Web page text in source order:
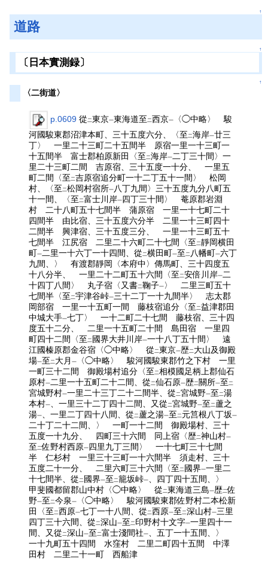
↑
道路
↑
〔日本實測録〕
↑
〈二街道〉
p.0609 從二東京一東海道至二西京一
〈◯中略〉 駿
河國駿東郡沼津本町、三十五度六分、〈至二海岸一廿三
丁〉 一里二十三町二十五間半 原宿一里一十三町一
十五間半 富士郡柏原新田〈至二海岸一 二丁三十間〉一
里二十三町二間 吉原宿、三十五度一十分、 一里五
町二間〈至二吉原宿追分町一十二丁五十一間〉 松岡
村、〈至二松岡村宿所一 八丁九間〉三十五度九分八町五
十一間、〈至二富士川岸一四丁三十間〉 菴原郡岩淵
村 二十八町五十七間半 蒲原宿 一里一十七町二十
四間半 由比宿、三十五度六分半 二里一十三町四十
二間半 興津宿、三十五度三分、 一里一十三町五十
七間半 江尻宿 二里二十六町二十七間〈至二靜岡横田
町一 二里一十六丁一十四間、從二横田町一至二 八幡町一六丁
九間、〉 有渡郡靜岡〈本府中〉傳馬町、三十四度五
十八分半、 一里二十二町五十六間〈至二安倍川岸一 二
十四丁八間〉 丸子宿〈又書二鞠子一 〉 二里三町五十
七間半〈至二宇津谷峠一三十二丁一十九間半〉 志太郡
岡部宿 一里一十五町一間 藤枝宿追分〈至二益津郡田
中城大手一七丁〉 一十二町二十七間 藤枝宿、三十四
度五十二分、 二里一十五町二十間 島田宿 一里四
町四十二間〈至二國界大井川岸一一十八丁五十間〉 遠
江國榛原郡金谷宿〈◯中略〉 從二東京一歴二大山及御殿
場一至二大月一
〈◯中略〉 駿河國駿東郡竹之下村 一里
一町三十二間 御殿場村追分〈至二相模國足柄上郡仙石
原村一 二里一十五町二十二間、從二仙石原一歴二關所一至二
宮城野村一一里二十三丁二十二間半、從二宮城野一至二湯
本村一 、一里三十二丁四十二間、又從二宮城野一至二蘆之
湯一 、一里二丁四十八間、從二蘆之湯一至二元筥根八丁坂一
二十丁二十二間、〉 一町一十二間 御殿場村、三十
五度一十九分、 四町三十六間 同上宿〈歴二神山村一
至二佐野村西原一四里九丁三間〉 一十七町三十七間
半 仁杉村 一里三十三町一十六間半 須走村、三十
五度二十一分、 二里六町三十六間〈至二國界一一里二
十七間半、從二國界一至二籠坂峠一
、四丁四十五間、〉
甲斐國都留郡山中村〈◯中略〉 從二東海道三島一歴二佐
野一至二今泉一
〈◯中略〉 駿河國駿東郡佐野村二本松新
田〈至二西原一七丁一十八間、從二西原一至二深山村一三里
四丁三十六間、從二深山一至二印野村十文字一一里四十一
間、又從二深山一至二富士淺間社一
、五丁一十五間、〉
一十九町五十四間 水窪村 二里二町四十五間 中澤
田村 二里二十一町 西船津